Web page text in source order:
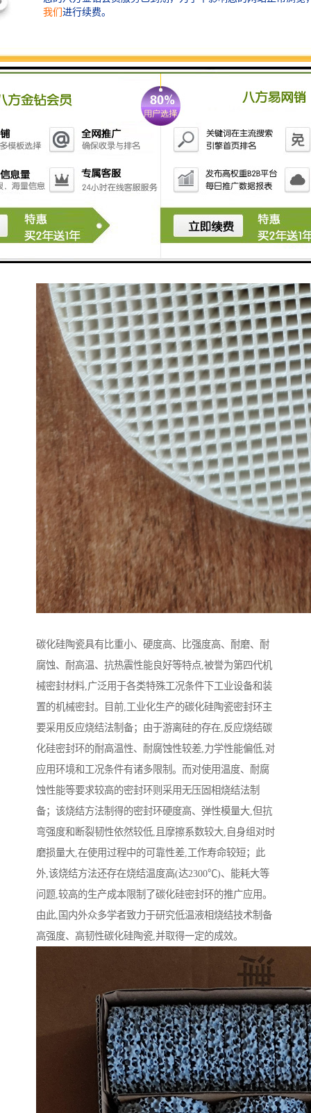
碳化硅陶瓷具有比重小、硬度高、比强度高、耐磨、耐
腐蚀、耐高温、抗热震性能良好等特点,被誉为第四代机
械密封材料,广泛用于各类特殊工况条件下工业设备和装
置的机械密封。目前,工业化生产的碳化硅陶瓷密封环主
要采用反应烧结法制备；由于游离硅的存在,反应烧结碳
化硅密封环的耐高温性、耐腐蚀性较差,力学性能偏低,对
应用环境和工况条件有诸多限制。而对使用温度、耐腐
蚀性能等要求较高的密封环则采用无压固相烧结法制
备；该烧结方法制得的密封环硬度高、弹性模量大,但抗
弯强度和断裂韧性依然较低,且摩擦系数较大,自身组对时
磨损量大,在使用过程中的可靠性差,工作寿命较短；此
外,该烧结方法还存在烧结温度高(达2300℃)、能耗大等
问题,较高的生产成本限制了碳化硅密封环的推广应用。
由此,国内外众多学者致力于研究低温液相烧结技术制备
高强度、高韧性碳化硅陶瓷,并取得一定的成效。